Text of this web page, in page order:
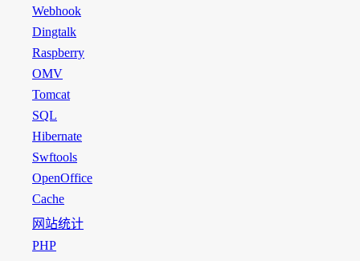
Webhook
Dingtalk
Raspberry
OMV
Tomcat
SQL
Hibernate
Swftools
OpenOffice
Cache
网站统计
PHP